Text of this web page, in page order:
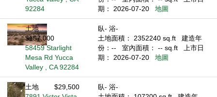
92284
期： 2026-07-20
地圖
土地
$157,000
58459 Starlight
Mesa Rd Yucca
Valley , CA 92284
臥- 浴-
土地面積： 2352240 sq.ft
建造年
份：--
室內面積： -- sq.ft
上市日
期： 2026-07-20
地圖
土地
$29,500
臥- 浴-